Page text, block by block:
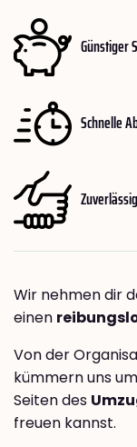
Günstiger
Schnelle
Wir nehmen dir
einen
Von der
kümmern uns
Seiten des
freuen kannst.